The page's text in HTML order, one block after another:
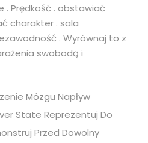
. Prędkość . obstawiać
charakter . sala
. Wyrównaj to z
swobodą i
Mózgu Napływ
State Reprezentuj Do
Przed Dowolny